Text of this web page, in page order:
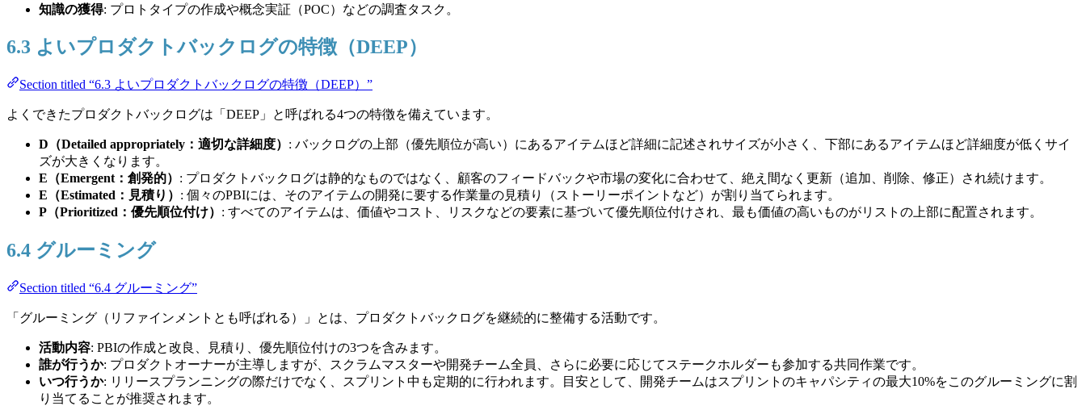
知識の獲得: プロトタイプの作成や概念実証（POC）などの調査タスク。
6.3 よいプロダクトバックログの特徴（DEEP）
Section titled “6.3 よいプロダクトバックログの特徴（DEEP）”
よくできたプロダクトバックログは「DEEP」と呼ばれる4つの特徴を備えています。
D（Detailed appropriately：適切な詳細度） : バックログの上部（優先順位が高い）にあるアイテムほど詳細に記述されサイズが小さく、下部にあるアイテムほど詳細度が低くサイ
ズが大きくなります。
E（Emergent：創発的） : プロダクトバックログは静的なものではなく、顧客のフィードバックや市場の変化に合わせて、絶え間なく更新（追加、削除、修正）され続けます。
E（Estimated：見積り） : 個々のPBIには、そのアイテムの開発に要する作業量の見積り（ストーリーポイントなど）が割り当てられます。
P（Prioritized：優先順位付け） : すべてのアイテムは、価値やコスト、リスクなどの要素に基づいて優先順位付けされ、最も価値の高いものがリストの上部に配置されます。
6.4 グルーミング
Section titled “6.4 グルーミング”
「グルーミング（リファインメントとも呼ばれる）」とは、プロダクトバックログを継続的に整備する活動です。
活動内容: PBIの作成と改良、見積り、優先順位付けの3つを含みます。
誰が行うか: プロダクトオーナーが主導しますが、スクラムマスターや開発チーム全員、さらに必要に応じてステークホルダーも参加する共同作業です。
いつ行うか: リリースプランニングの際だけでなく、スプリント中も定期的に行われます。目安として、開発チームはスプリントのキャパシティの最大10%をこのグルーミングに割
り当てることが推奨されます。